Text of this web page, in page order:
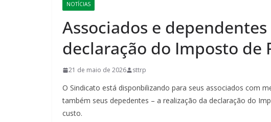
NOTÍCIAS
Associados e
declaração do Imposto de
21 de maio de 2026 sttrp
O Sindicato está disponbilizando para seus associados com
também seus depedentes – a realização da declaração do
custo.